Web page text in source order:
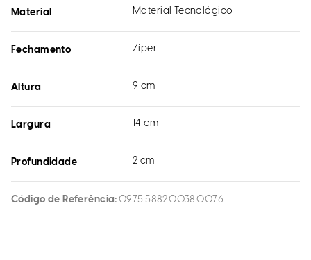
Material Material Tecnológico
Fechamento Zíper
Altura 9 cm
Largura 14 cm
Profundidade 2 cm
Código de Referência 0975.5882.0038.0076